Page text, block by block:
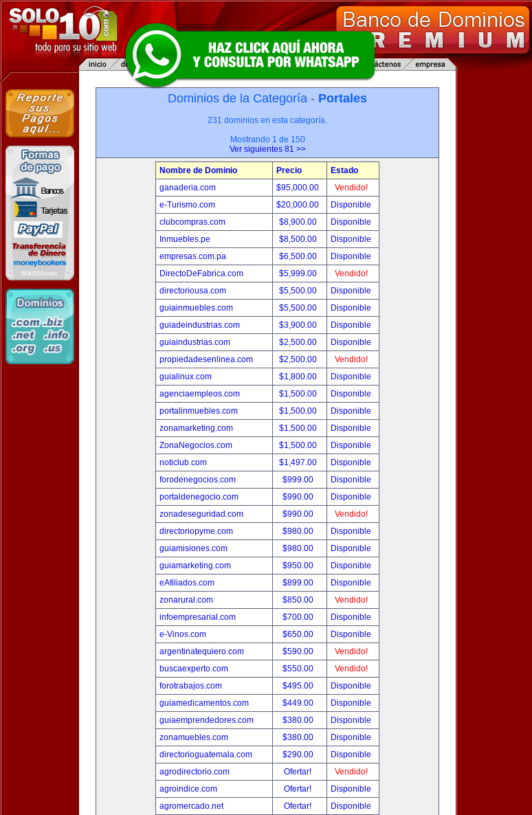
Dominios de la Categoría - Portales
231 dominios en esta categoría.
Mostrando 1 de 150
Ver siguientes 81 >>
Nombre de Dominio Precio
Estado
ganaderia.com
$95,000.00
Vendido!
e-Turismo.com
$20,000.00
Disponible
clubcompras.com
$8,900.00
Disponible
Inmuebles.pe
$8,500.00
Disponible
empresas.com.pa
$6,500.00
Disponible
DirectoDeFabrica.com
$5,999.00
Vendido!
directoriousa.com
$5,500.00
Disponible
guiainmuebles.com
$5,500.00
Disponible
guiadeindustrias.com
$3,900.00
Disponible
guiaindustrias.com
$2,500.00
Disponible
propiedadesenlinea.com
$2,500.00
Vendido!
guialinux.com
$1,800.00
Disponible
agenciaempleos.com
$1,500.00
Disponible
portalinmuebles.com
$1,500.00
Disponible
zonamarketing.com
$1,500.00
Disponible
ZonaNegocios.com
$1,500.00
Disponible
noticlub.com
$1,497.00
Disponible
forodenegocios.com
$999.00
Disponible
portaldenegocio.com
$990.00
Disponible
zonadeseguridad.com
$990.00
Vendido!
directoriopyme.com
$980.00
Disponible
guiamisiones.com
$980.00
Disponible
guiamarketing.com
$950.00
Disponible
eAfiliados.com
$899.00
Disponible
zonarural.com
$850.00
Vendido!
infoempresarial.com
$700.00
Disponible
e-Vinos.com
$650.00
Disponible
argentinatequiero.com
$590.00
Vendido!
buscaexperto.com
$550.00
Vendido!
forotrabajos.com
$495.00
Disponible
guiamedicamentos.com
$449.00
Disponible
guiaemprendedores.com
$380.00
Disponible
zonamuebles.com
$380.00
Disponible
directorioguatemala.com
$290.00
Disponible
agrodirectorio.com
Ofertar!
Vendido!
agroindice.com
Ofertar!
Disponible
agromercado.net
Ofertar!
Disponible